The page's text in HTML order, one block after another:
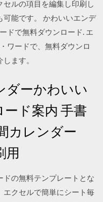
ルの項目を編集し印刷し
可能です。 かわいいエンデ
ドで無料ダウンロード. エ
ワードで、無料ダウンロ
ます。
ダーかわいい
ド案内 手書
カレンダー
用
の無料テンプレートとな
エクセルで簡単にシート毎